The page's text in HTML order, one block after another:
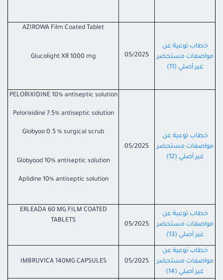
خطاب توعية عن
مواصفات مستحضر
غير أصلي (11)
05/2025
AZIROWA Film Coated Tablet
Glucolight XR 1000 mg
خطاب توعية عن
مواصفات مستحضر
غير أصلي (12)
05/2025
PELORIXIDINE 10% antiseptic solution
Pelorixidine 7.5% antiseptic solution
Globyoo 0.5 % surgical scrub
Globyood 10% antiseptic solution
Aplidine 10% antiseptic solution
خطاب توعية عن
مواصفات مستحضر
غير أصلي (13)
05/2025
ERLEADA 60 MG FILM COATED
TABLETS
خطاب توعية عن
مواصفات مستحضر
غير أصلي (14)
05/2025
IMBRUVICA 140MG CAPSULES